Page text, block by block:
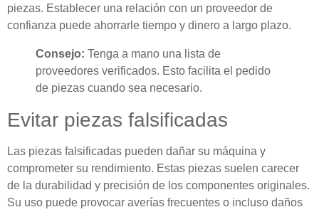
piezas. Establecer una relación con un proveedor de
confianza puede ahorrarle tiempo y dinero a largo plazo.
Consejo: Tenga a mano una lista de
proveedores verificados. Esto facilita el pedido
de piezas cuando sea necesario.
Evitar piezas falsificadas
Las piezas falsificadas pueden dañar su máquina y
comprometer su rendimiento. Estas piezas suelen carecer
de la durabilidad y precisión de los componentes originales.
Su uso puede provocar averías frecuentes o incluso daños